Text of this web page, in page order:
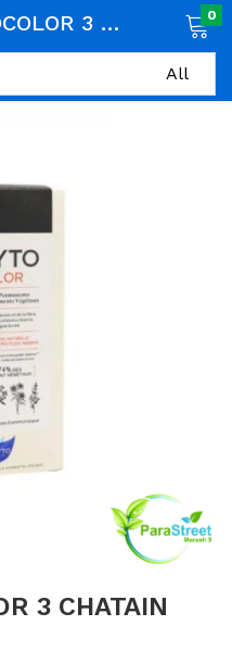
PHYTO PHYTOCOLOR 3 CHATAIN FONCE 0
3 CHATAIN